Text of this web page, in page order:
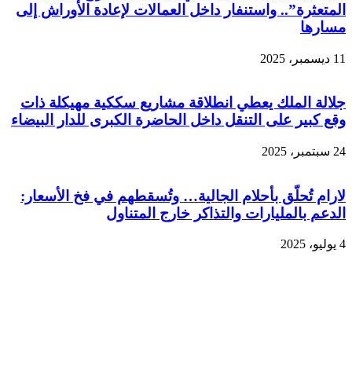
المتعثرة”.. واستنفار داخل العمالات لإعادة الأوراش إلى
مسارها
11 ديسمبر، 2025
جلالة الملك يعطي انطلاقة مشاريع سككية مهيكلة ذات
وقع كبير على التنقل داخل الحاضرة الكبرى للدار البيضاء
24 سبتمبر، 2025
لارام تُحلّق بأحلام الجالية… وتُسقطهم في فخ الأسعار:
الدعم بالمليارات والتذاكر خارج المتناول
4 يوليو، 2025